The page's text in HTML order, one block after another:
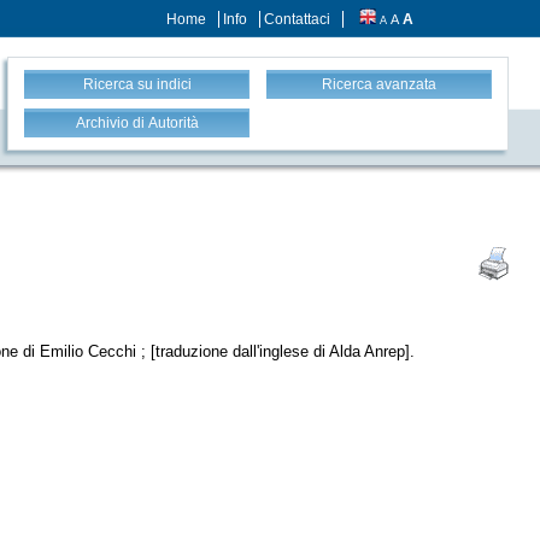
Home Info Contattaci A A A
Ricerca su indici Ricerca avanzata
Archivio di Autorità